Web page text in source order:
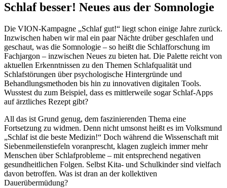
Schlaf besser! Neues aus der Somnologie
Die VION-Kampagne „Schlaf gut!“ liegt schon einige Jahre zurück.
Inzwischen haben wir mal ein paar Nächte drüber geschlafen und
geschaut, was die Somnologie – so heißt die Schlafforschung im
Fachjargon – inzwischen Neues zu bieten hat. Die Palette reicht von
aktuellen Erkenntnissen zu den Themen Schlafqualität und
Schlafstörungen über psychologische Hintergründe und
Behandlungsmethoden bis hin zu innovativen digitalen Tools.
Wusstest du zum Beispiel, dass es mittlerweile sogar Schlaf-Apps
auf ärztliches Rezept gibt?
All das ist Grund genug, dem faszinierenden Thema eine
Fortsetzung zu widmen. Denn nicht umsonst heißt es im Volksmund
„Schlaf ist die beste Medizin!“ Doch während die Wissenschaft mit
Siebenmeilenstiefeln voranprescht, klagen zugleich immer mehr
Menschen über Schlafprobleme – mit entsprechend negativen
gesundheitlichen Folgen. Selbst Kita- und Schulkinder sind vielfach
davon betroffen. Was ist dran an der kollektiven
Dauerübermüdung?